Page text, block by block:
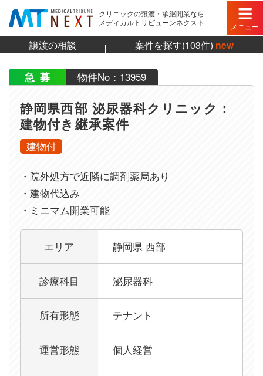
クリニックの譲渡・承継開業なら
メディカルトリビューンネクスト
メニュー
譲渡の相談 案件を探す(103件) new
急募 物件No：13959
静岡県西部 泌尿器科クリニック：
建物付き継承案件
建物付
・院外処方で近隣に調剤薬局あり
・建物代込み
・ミニマム開業可能
エリア 静岡県 西部
診療科目 泌尿器科
所有形態 テナント
運営形態 個人経営